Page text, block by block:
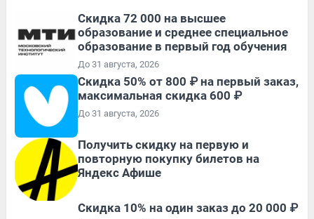
Скидка 72 000 на высшее
образование и среднее специальное
образование в первый год обучения
До 31 августа, 2026
Скидка 50% от 800 ₽ на первый заказ,
максимальная скидка 600 ₽
До 31 августа, 2026
Получить скидку на первую и
повторную покупку билетов на
Яндекс Афише
Скидка 10% на один заказ до 20 000 ₽